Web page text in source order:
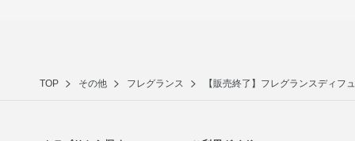
TOP その他 フレグランス 【販売終了】フレグランスディフ